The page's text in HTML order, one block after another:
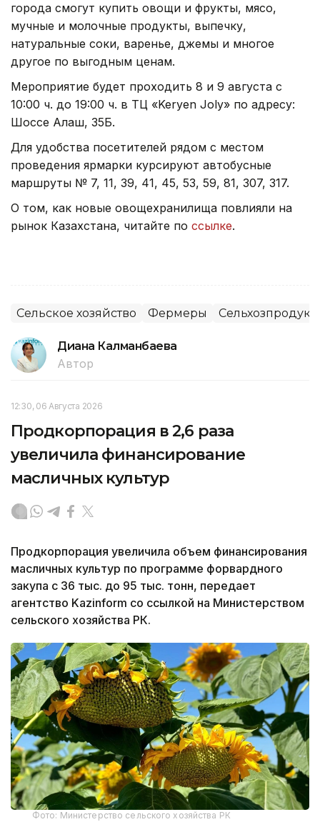
города смогут купить овощи и фрукты, мясо,
мучные и молочные продукты, выпечку,
натуральные соки, варенье, джемы и многое
другое по выгодным ценам.
Мероприятие будет проходить 8 и 9 августа с
10:00 ч. до 19:00 ч. в ТЦ «Keryen Joly» по адресу:
Шоссе Алаш, 35Б.
Для удобства посетителей рядом с местом
проведения ярмарки курсируют автобусные
маршруты № 7, 11, 39, 41, 45, 53, 59, 81, 307, 317.
О том, как новые овощехранилища повлияли на
рынок Казахстана, читайте по ссылке.
Сельское хозяйство Фермеры
Диана Калманбаева
Автор
12:30, 06 Августа 2026
Продкорпорация в 2,6 раза
увеличила финансирование
масличных культур
Продкорпорация увеличила объем финансирования
масличных культур по программе форвардного
закупа с 36 тыс. до 95 тыс. тонн, передает
агентство Kazinform со ссылкой на Министерством
сельского хозяйства РК.
Фото: Министерство сельского хозяйства РК